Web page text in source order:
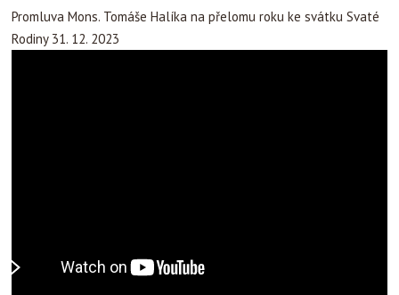
Promluva Mons. Tomáše Halíka na přelomu roku ke svátku Svaté
Rodiny 31. 12. 2023